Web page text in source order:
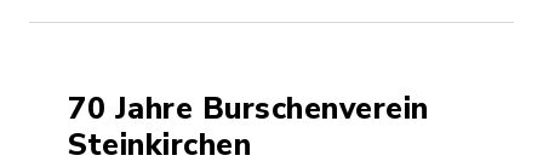
70 Jahre Burschenverein
Steinkirchen